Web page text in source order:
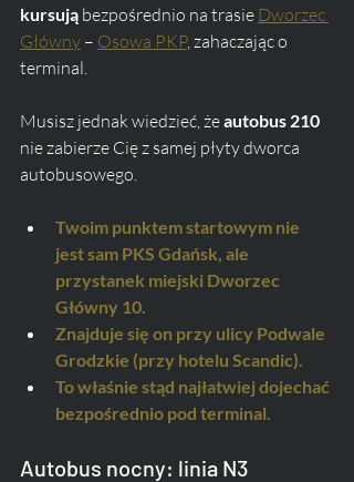
kursują bezpośrednio na trasie Dworzec
Główny – Osowa PKP, zahaczając o
terminal.
Musisz jednak wiedzieć, że autobus 210
nie zabierze Cię z samej płyty dworca
autobusowego.
Twoim punktem startowym nie
jest sam PKS Gdańsk, ale
przystanek miejski Dworzec
Główny 10.
Znajduje się on przy ulicy Podwale
Grodzkie (przy hotelu Scandic).
To właśnie stąd najłatwiej dojechać
bezpośrednio pod terminal.
Autobus nocny: linia N3